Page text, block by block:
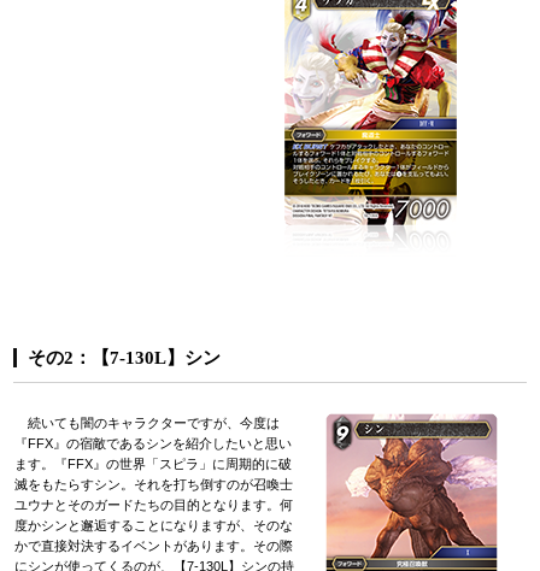
その2：【7-130L】シン
続いても闇のキャラクターですが、今度は
『FFX』の宿敵であるシンを紹介したいと思い
ます。『FFX』の世界「スピラ」に周期的に破
滅をもたらすシン。それを打ち倒すのが召喚士
ユウナとそのガードたちの目的となります。何
度かシンと邂逅することになりますが、そのな
かで直接対決するイベントがあります。その際
にシンが使ってくるのが、【7-130L】シンの持